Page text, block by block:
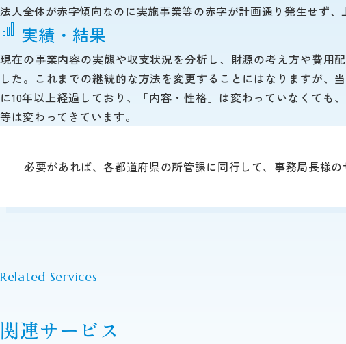
法人全体が赤字傾向なのに実施事業等の赤字が計画通り発生せず、
実績・結果
現在の事業内容の実態や収支状況を分析し、財源の考え方や費用
した。これまでの継続的な方法を変更することにはなりますが、
に10年以上経過しており、「内容・性格」は変わっていなくても
等は変わってきています。
必要があれば、各都道府県の所管課に同行して、事務局長様の
関連サービス
Related Services